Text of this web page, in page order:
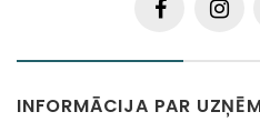
INFORMĀCIJA PAR